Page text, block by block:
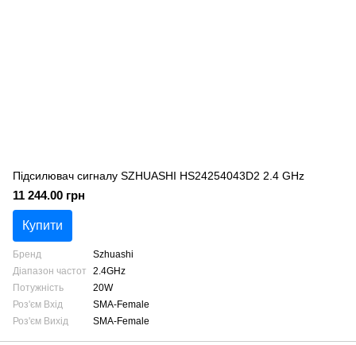
Підсилювач сигналу SZHUASHI HS24254043D2 2.4 GHz
11 244.00 грн
Купити
Бренд
Szhuashi
Діапазон частот
2.4GHz
Потужність
20W
Роз'єм Вхід
SMA-Female
Роз'єм Вихід
SMA-Female